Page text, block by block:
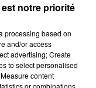
8h46
8h46
KATSEYE
notre priorité
processing based on
and/or access
advertising; Create
to select personalised
content
or combinations